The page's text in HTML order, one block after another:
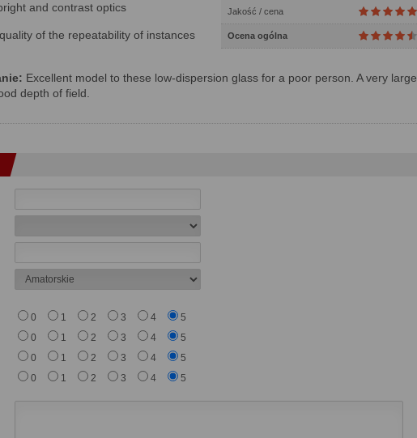
Jakość / cena
Ocena ogólna
and contrast optics
of the repeatability of instances
Excellent model to these low-dispersion glass for a poor person. A very large
depth of field.
0 1 2 3 4 5
0 1 2 3 4 5
0 1 2 3 4 5
0 1 2 3 4 5